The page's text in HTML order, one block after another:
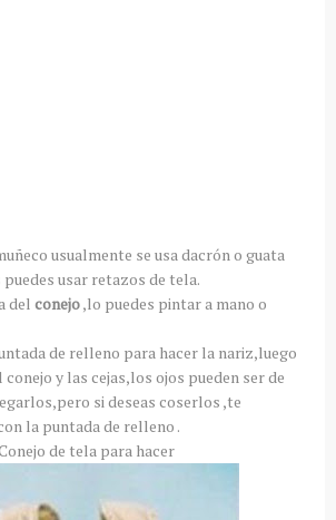
usualmente se usa dacrón o guata
usar retazos de tela.
del conejo,lo puedes pintar a mano o
de relleno para hacer la nariz,luego
y las cejas,los ojos pueden ser de
si deseas coserlos ,te
la puntada de relleno .
de tela para hacer